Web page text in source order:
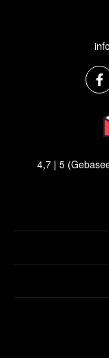
Inspiratie
Disclaimer
Verzendbeleid
4,7 | 5